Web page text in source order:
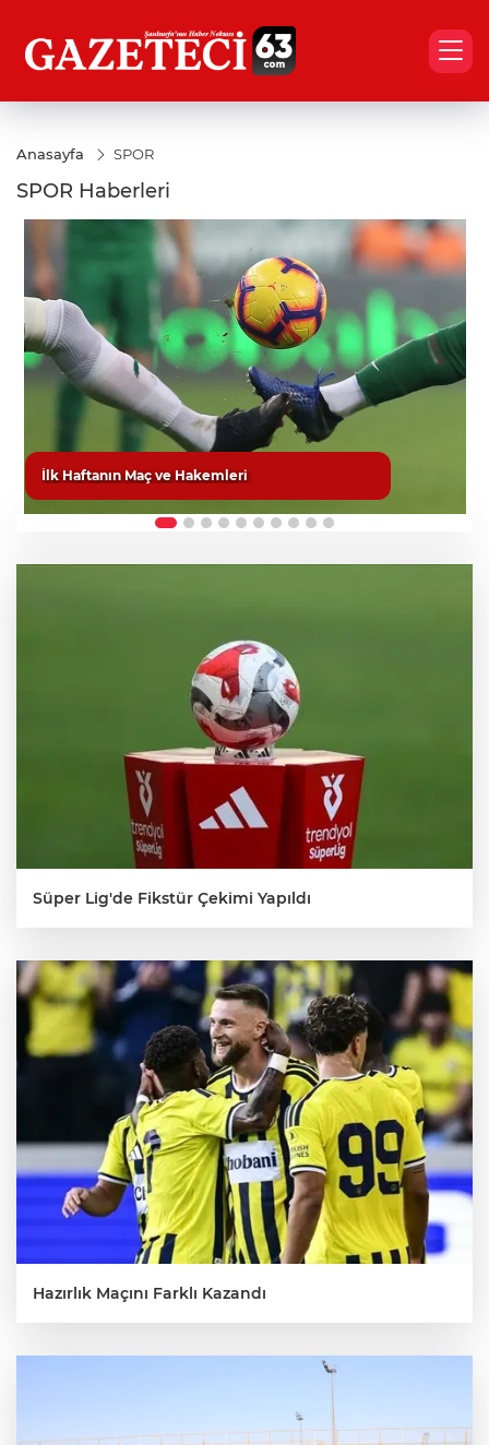
Anasayfa SPOR
SPOR Haberleri
İlk Haftanın Maç ve Hakemleri
Süper Lig'de Fikstür Çekimi Yapıldı
Hazırlık Maçını Farklı Kazandı